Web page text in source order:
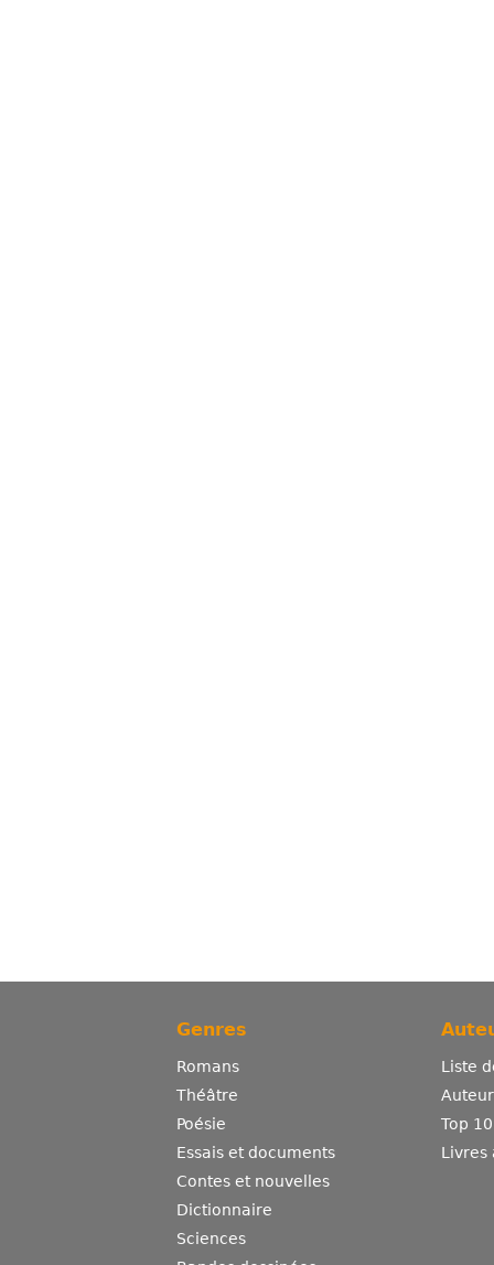
Genres
Romans
Théâtre
Poésie
Essais et documents
Contes et nouvelles
Dictionnaire
Sciences
Liste
Top
Livres